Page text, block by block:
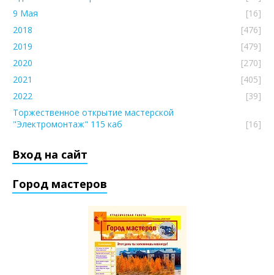
9 Мая
[16]
2018
[476]
2019
[479]
2020
[270]
2021
[405]
2022
[39]
Торжественное открытие мастерской
"Электромонтаж" 115 каб
[16]
Вход на сайт
Город мастеров